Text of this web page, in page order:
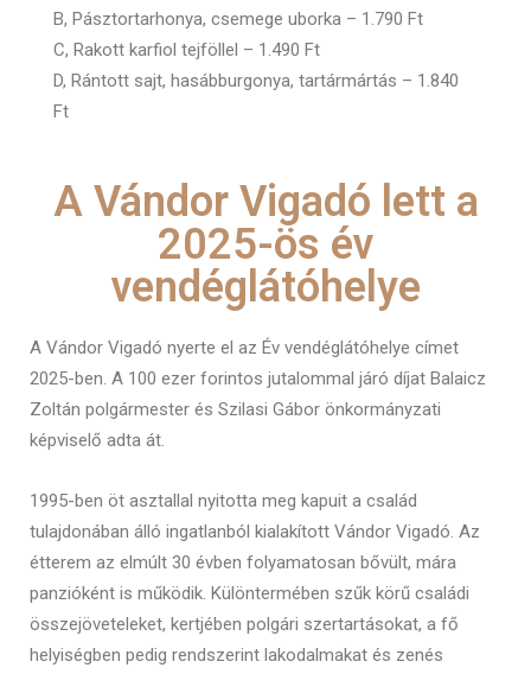
B, Pásztortarhonya, csemege uborka – 1.790 Ft
C, Rakott karfiol tejföllel – 1.490 Ft
D, Rántott sajt, hasábburgonya, tartármártás – 1.840
Ft
A Vándor Vigadó lett a
2025-ös év
vendéglátóhelye
A Vándor Vigadó nyerte el az Év vendéglátóhelye címet
2025-ben. A 100 ezer forintos jutalommal járó díjat Balaicz
Zoltán polgármester és Szilasi Gábor önkormányzati
képviselő adta át.
1995-ben öt asztallal nyitotta meg kapuit a család
tulajdonában álló ingatlanból kialakított Vándor Vigadó. Az
étterem az elmúlt 30 évben folyamatosan bővült, mára
panzióként is működik. Különtermében szűk körű családi
összejöveteleket, kertjében polgári szertartásokat, a fő
helyiségben pedig rendszerint lakodalmakat és zenés